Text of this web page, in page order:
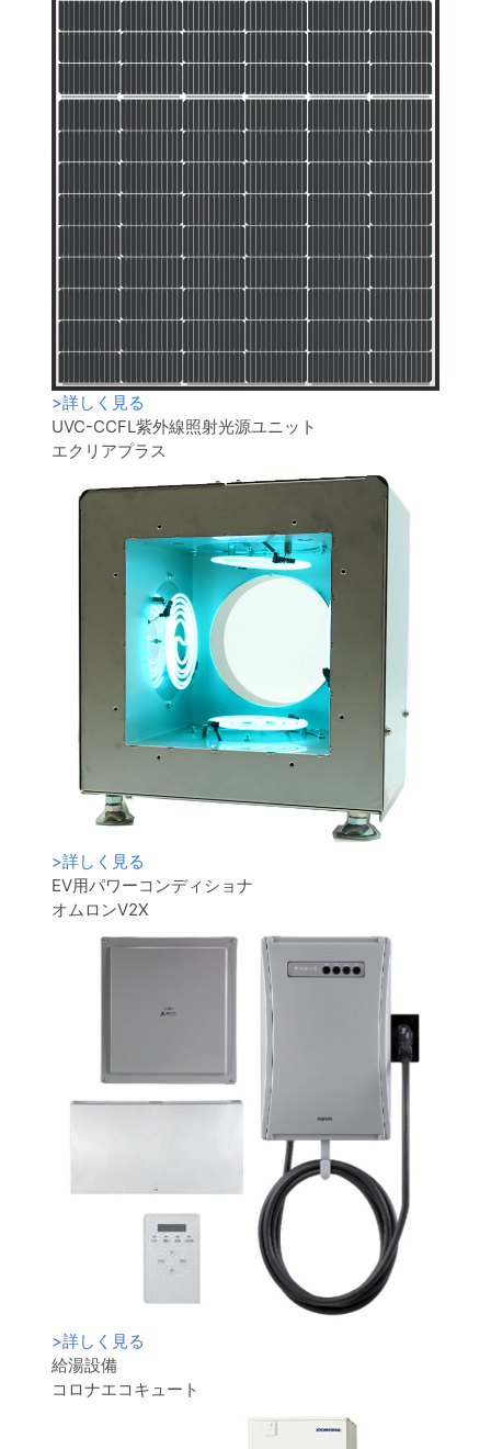
>詳しく見る
UVC-CCFL紫外線照射光源ユニット
エクリアプラス
>詳しく見る
EV用パワーコンディショナ
オムロンV2X
>詳しく見る
給湯設備
コロナエコキュート